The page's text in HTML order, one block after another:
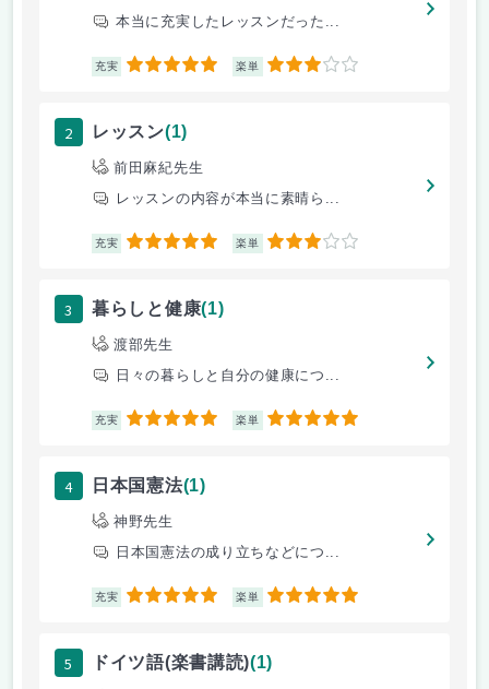
本当に充実したレッスンだった...
充実 5 楽単 3
2 レッスン(1)
前田麻紀先生
レッスンの内容が本当に素晴ら...
充実 5 楽単 3
3 暮らしと健康(1)
渡部先生
日々の暮らしと自分の健康につ...
充実 5 楽単 5
4 日本国憲法(1)
神野先生
日本国憲法の成り立ちなどにつ...
充実 5 楽単 5
5 ドイツ語(楽書講読)(1)